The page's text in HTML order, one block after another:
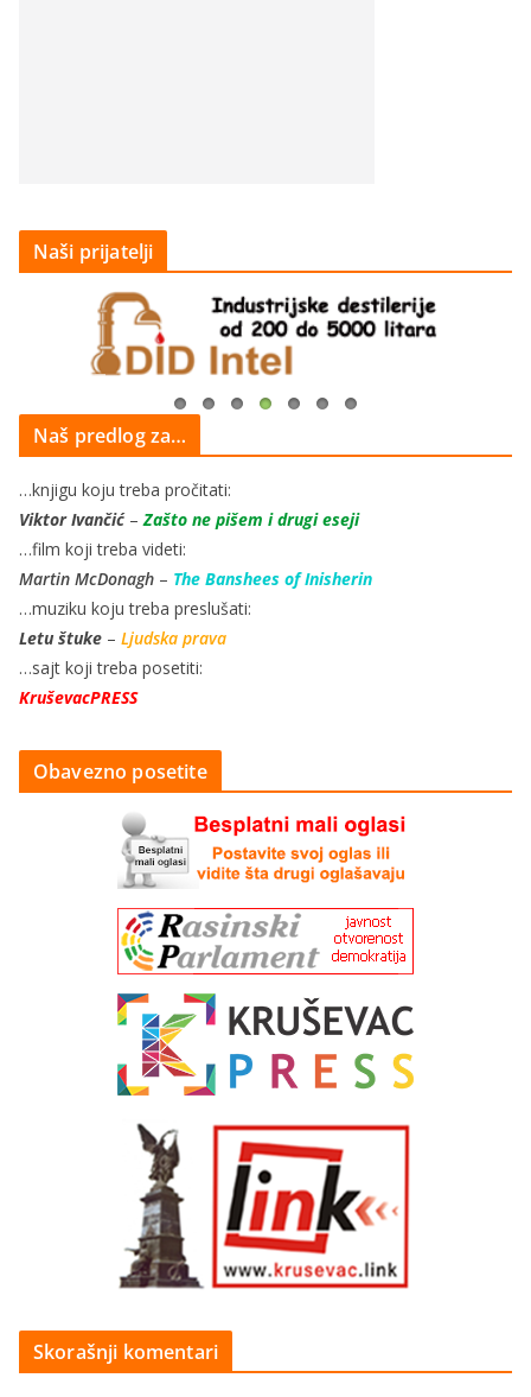
Naši prijatelji
Naš predlog za…
…knjigu koju treba pročitati:
Viktor Ivančić–Zašto ne pišem i drugi eseji
…film koji treba videti:
Martin McDonagh – The Banshees of Inisherin
…muziku koju treba preslušati:
Letu štuke – Ljudska prava
…sajt koji treba posetiti:
KruševacPRESS
Obavezno posetite
Skorašnji komentari